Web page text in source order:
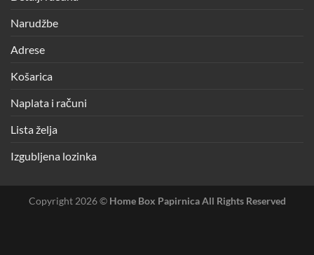
Narudžbe
Adrese
Košarica
Naplata i računi
Lista želja
Izgubljena lozinka
Copyright 2026 © Home Box Papirnica All Rights Reserved